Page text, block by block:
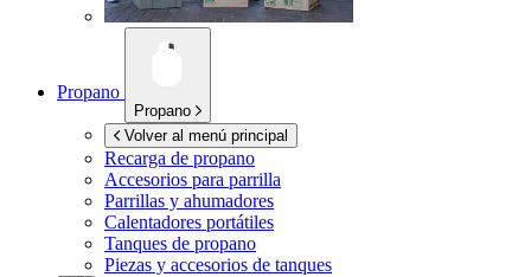
Propano
Propano
Volver al menú principal
Recarga de propano
Accesorios para parrilla
Parrillas y ahumadores
Calentadores portátiles
Tanques de propano
Piezas y accesorios de tanques